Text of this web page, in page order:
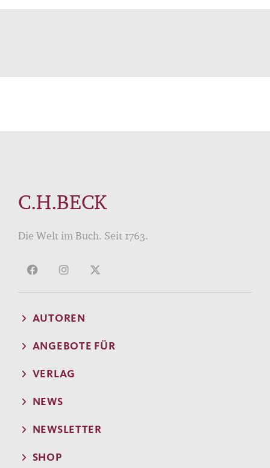
C.H.BECK
Die Welt im Buch. Seit 1763.
AUTOREN
ANGEBOTE FÜR
VERLAG
NEWS
NEWSLETTER
SHOP